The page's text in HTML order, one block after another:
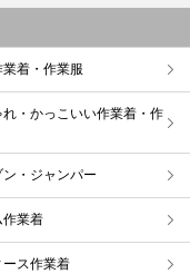
着・作業服
れ・かっこいい作業着・作
ン・ジャンパー
作業着
ース作業着